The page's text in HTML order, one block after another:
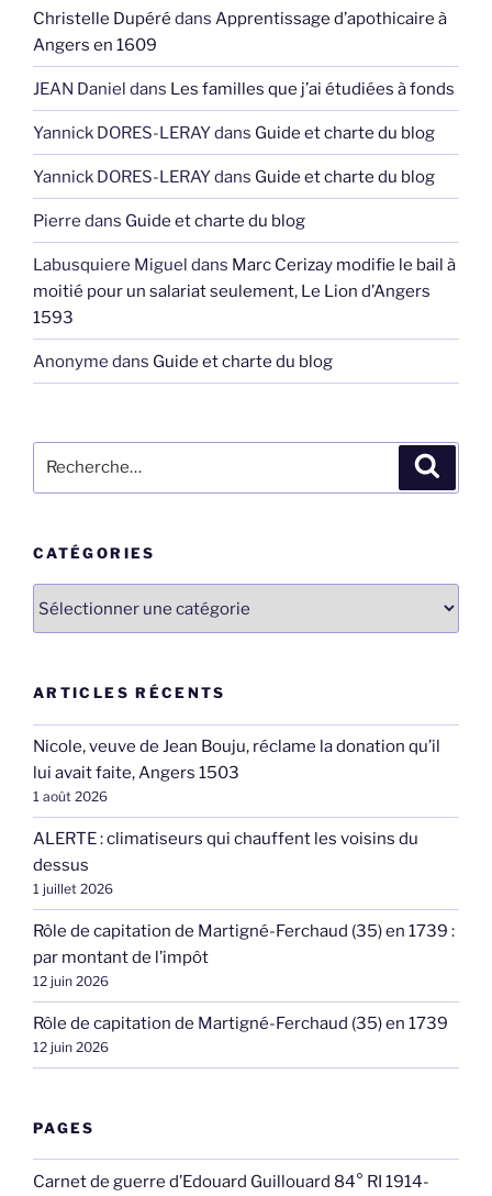
Christelle Dupéré dans Apprentissage d’apothicaire à
Angers en 1609
JEAN Daniel dans Les familles que j’ai étudiées à fonds
Yannick DORES-LERAYdans Guide et charte du blog
Yannick DORES-LERAYdans Guide et charte du blog
Pierre dans Guide et charte du blog
Labusquiere Miguel dans Marc Cerizay modifie le bail à
moitié pour un salariat seulement, Le Lion d’Angers
1593
Anonyme dans Guide et charte du blog
pour
CATÉGORIES
ARTICLES RÉCENTS
Nicole, veuve de Jean Bouju, réclame la donation qu’il
lui avait faite, Angers 1503
1 août 2026
ALERTE : climatiseurs qui chauffent les voisins du
dessus
1 juillet 2026
Rôle de capitation de Martigné-Ferchaud (35) en 1739 :
par montant de l’impôt
12 juin 2026
Rôle de capitation de Martigné-Ferchaud (35) en 1739
12 juin 2026
PAGES
Carnet de guerre d’Edouard Guillouard 84° RI 1914-